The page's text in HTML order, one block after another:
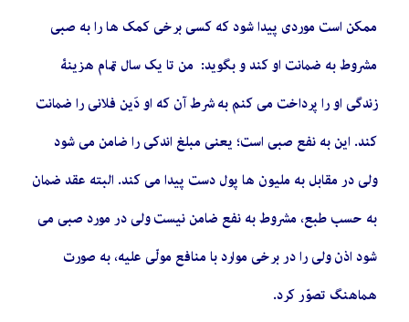
ممکن است موردی پیدا شود که کسی برخی کمک ها را به صبی
مشروط به ضمانت او کند و بگوید: من تا یک سال تمام هزینۀ
زندگی او را پرداخت می کنم به شرط آن که او دَين فلانی را ضمانت
کند. این به نفع صبی است؛ یعنی مبلغ اندکی را ضامن می شود
ولی در مقابل به ملیون ها پول دست پیدا می کند. البته عقد ضمان
به حسب طبع، مشروط به نفع ضامن نیست ولی در مورد صبی می
شود اذن ولی را در برخی موارد با منافع مولّی علیه، به صورت
هماهنگ تصوّر کرد.